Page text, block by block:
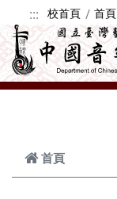
跳到主要內容
::: 校首頁 首頁
首頁